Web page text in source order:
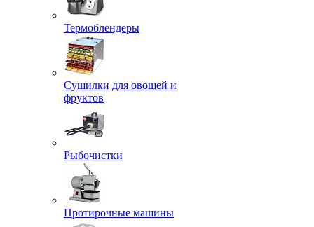
Термоблендеры
Сушилки для овощей и
фруктов
Рыбочистки
Протирочные машины